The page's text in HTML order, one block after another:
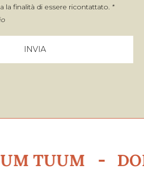
la finalità di essere ricontattato. *
-